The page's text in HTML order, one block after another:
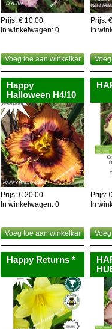
Nuttig om weten,de gehele
recyclage!
Prijs: € 10.00
In winkelwagen: 0
Voeg toe aan winkelkar
Prijs:
In
Happy
Halloween H4/10
Prijs: € 20.00
In winkelwagen: 0
Voeg toe aan winkelkar
Prijs:
In
Happy Returns *